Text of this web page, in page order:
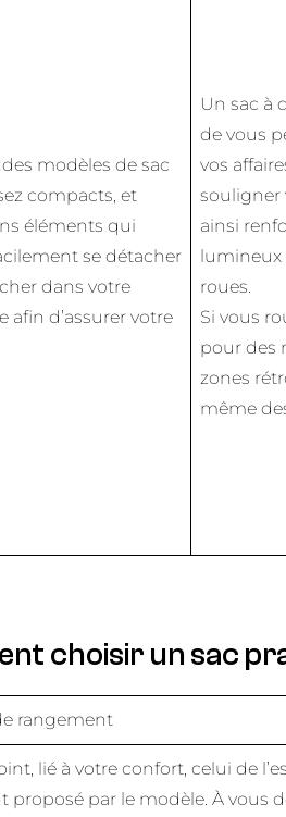
modèles de sac
compacts, et
éléments qui
se détacher
dans votre
afin d’assurer votre
Un sac à
de vous
vos
souligner
ainsi
lumineux
roues.
Si vous
pour des
zones
même
choisir un sac
rangement
lié à votre confort, celui de
proposé par le modèle. À vous